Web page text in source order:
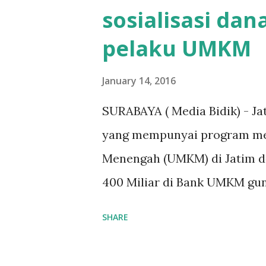
ikut ujian. "Kasihan dia
kerja sebagai pembantu
kelas XI saat diwawancarai.
waktu terakh...
sosialisasi
pelaku UMKM
January 14, 2016
SURABAYA ( Media Bidik) -
yang mempunyai program
Menengah (UMKM) di Jatim
400 Miliar di Bank UMKM
SHARE